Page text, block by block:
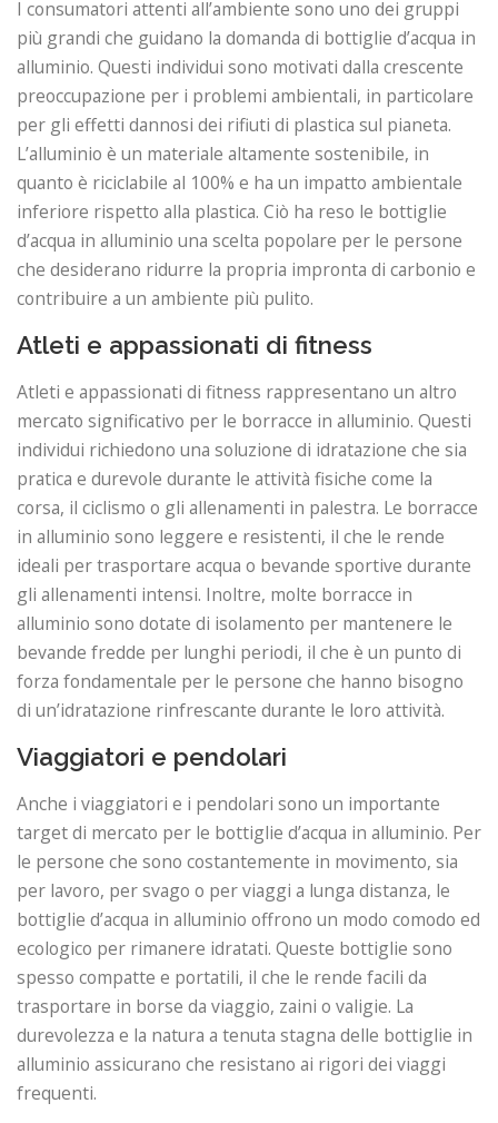
I consumatori attenti all’ambiente sono uno dei gruppi
più grandi che guidano la domanda di bottiglie d’acqua in
alluminio. Questi individui sono motivati ​​dalla crescente
preoccupazione per i problemi ambientali, in particolare
per gli effetti dannosi dei rifiuti di plastica sul pianeta.
L’alluminio è un materiale altamente sostenibile, in
quanto è riciclabile al 100% e ha un impatto ambientale
inferiore rispetto alla plastica. Ciò ha reso le bottiglie
d’acqua in alluminio una scelta popolare per le persone
che desiderano ridurre la propria impronta di carbonio e
contribuire a un ambiente più pulito.
Atleti e appassionati di fitness
Atleti e appassionati di fitness rappresentano un altro
mercato significativo per le borracce in alluminio. Questi
individui richiedono una soluzione di idratazione che sia
pratica e durevole durante le attività fisiche come la
corsa, il ciclismo o gli allenamenti in palestra. Le borracce
in alluminio sono leggere e resistenti, il che le rende
ideali per trasportare acqua o bevande sportive durante
gli allenamenti intensi. Inoltre, molte borracce in
alluminio sono dotate di isolamento per mantenere le
bevande fredde per lunghi periodi, il che è un punto di
forza fondamentale per le persone che hanno bisogno
di un’idratazione rinfrescante durante le loro attività.
Viaggiatori e pendolari
Anche i viaggiatori e i pendolari sono un importante
target di mercato per le bottiglie d’acqua in alluminio. Per
le persone che sono costantemente in movimento, sia
per lavoro, per svago o per viaggi a lunga distanza, le
bottiglie d’acqua in alluminio offrono un modo comodo ed
ecologico per rimanere idratati. Queste bottiglie sono
spesso compatte e portatili, il che le rende facili da
trasportare in borse da viaggio, zaini o valigie. La
durevolezza e la natura a tenuta stagna delle bottiglie in
alluminio assicurano che resistano ai rigori dei viaggi
frequenti.